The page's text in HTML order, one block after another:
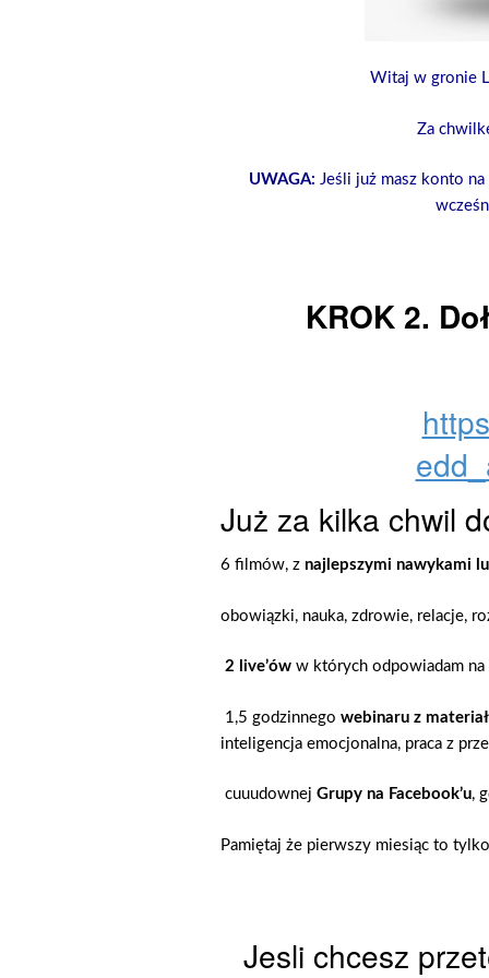
Witaj w gronie
Za
UWAGA: Jeśli już masz konto
KROK 2.
Już za kilka chwil
6 filmów, z najlepszymi nawykami
obowiązki, nauka, zdrowie, relacje,
2 live’ów w których odpowiadam na
1,5 godzinnego webinaru z
inteligencja emocjonalna, praca z
cuuudownej Grupy na Facebook’u,
Pamiętaj że pierwszy miesiąc to tylko
Jesli chcesz